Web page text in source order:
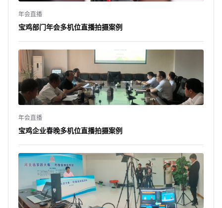
年会直播
宝鸡部门年会多机位直播拍摄案例
年会直播
宝鸡企业春晚多机位直播拍摄案例